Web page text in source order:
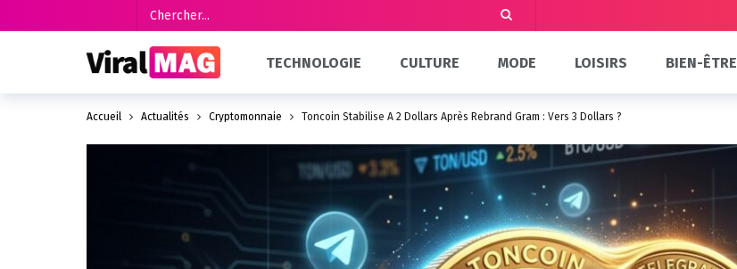
TECHNOLOGIE CULTURE MODE LOISIRS BIEN-ÊTRE
Accueil Actualités Cryptomonnaie Toncoin Stabilise À 2 Dollars Après Rebrand Gram : Vers 3 Dollars ?